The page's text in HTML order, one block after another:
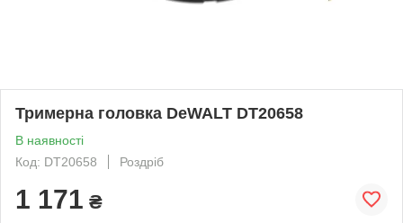
Тримерна головка DeWALT DT20658
В наявності
Код: DT20658
Роздріб
1 171 ₴